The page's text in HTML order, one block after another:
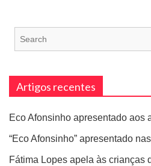
Search
Artigos recentes
Eco Afonsinho apresentado aos
“Eco Afonsinho” apresentado
Fátima Lopes apela às crianças